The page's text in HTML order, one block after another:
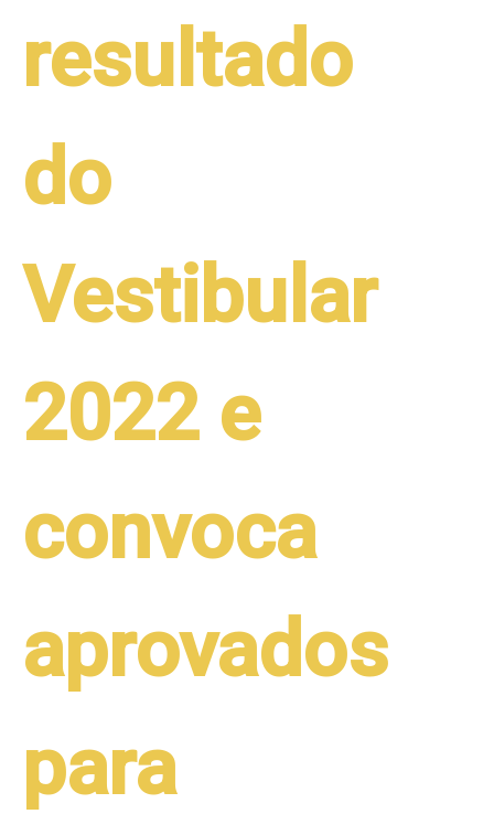
resultado
do
Vestibular
2022 e
convoca
aprovados
para